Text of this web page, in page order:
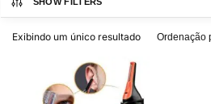
Exibindo um único resultado